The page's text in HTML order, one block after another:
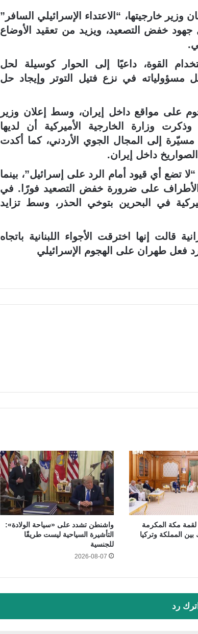
وزير خارجيتها، “الاعتداء الإسرائيلي السافر”
خفض التصعيد، ويزيد من تعقيد الأوضاع
القوة، داعيًا إلى الحوار كوسيلة لحل
مسؤولياته في نزع فتيل التوتر وإيجاد حل
على مواقع داخل إيران، وسط إعلان وزير
وذكرت وزارة الخارجية الأميركية أن لديها
إلى المجال الجوي الأردني، كما أكدت
داخل إيران.
“لا تضع أي قيود أمام الرد على إسرائيل”، بينما
على ضرورة خفض التصعيد فورًا. في
في البحرين بتوخي الحذر، وسط تزايد
قالت إنها اخترقت الأجواء اللبنانية باتجاه
فعل طهران على الهجوم الإسرائيلي
لقمة مكة المكرمة
المملكة وتركيا
واشنطن تشدد على «سياحة الولادة»:
التأشيرة السياحية ليست طريقًا
للجنسية
2026-08-07
اترك رد